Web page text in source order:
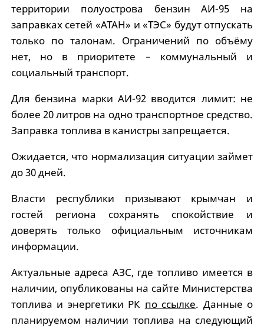
территории полуострова бензин АИ-95 на
заправках сетей «АТАН» и «ТЭС» будут отпускать
только по талонам. Ограничений по объёму
нет, но в приоритете – коммунальный и
социальный транспорт.
Для бензина марки АИ-92 вводится лимит: не
более 20 литров на одно транспортное средство.
Заправка топлива в канистры запрещается.
Ожидается, что нормализация ситуации займет
до 30 дней.
Власти республики призывают крымчан и
гостей региона сохранять спокойствие и
доверять только официальным источникам
информации.
Актуальные адреса АЗС, где топливо имеется в
наличии, опубликованы на сайте Министерства
топлива и энергетики РК по ссылке. Данные о
планируемом наличии топлива на следующий